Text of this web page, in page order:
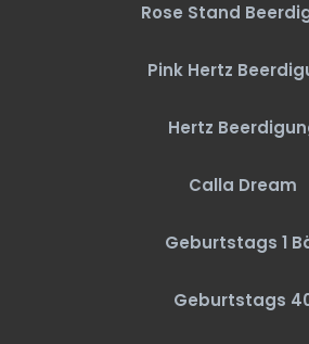
Rose Stand
Pink Hertz
Hertz
Calla Dream
Geburtstags 1
Geburtstags